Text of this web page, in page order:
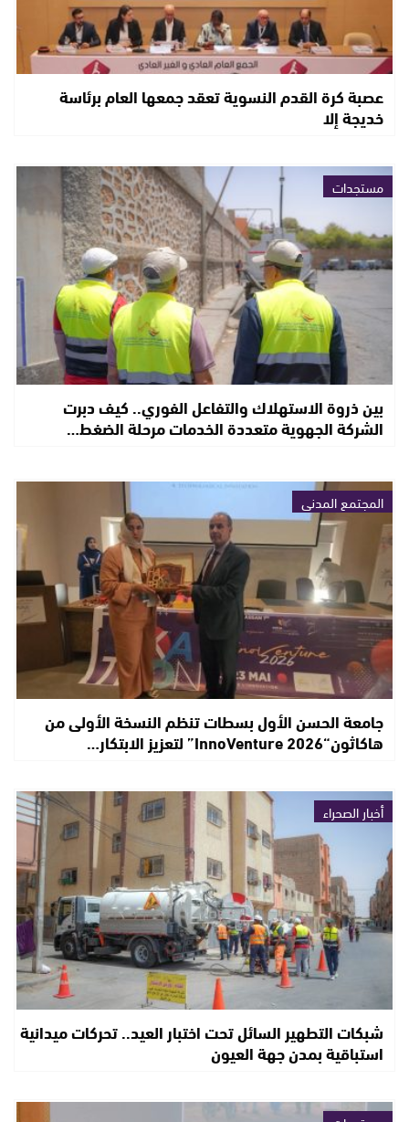
عصبة كرة القدم النسوية تعقد جمعها العام برئاسة
خديجة إلا
مستجدات
بين ذروة الاستهلاك والتفاعل الفوري.. كيف دبرت
الشركة الجهوية متعددة الخدمات مرحلة الضغط…
المجتمع المدني
جامعة الحسن الأول بسطات تنظم النسخة الأولى من
هاكاثون“InnoVenture 2026” لتعزيز الابتكار…
أخبار الصحراء
شبكات التطهير السائل تحت اختبار العيد.. تحركات ميدانية
استباقية بمدن جهة العيون